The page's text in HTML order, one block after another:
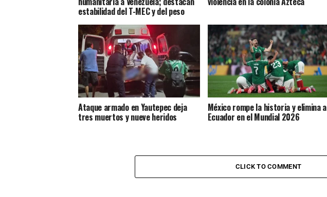
estabilidad del T-MEC y del peso
Ataque armado en Yautepec deja
tres muertos y nueve heridos
México rompe la historia y elimina a
Ecuador en el Mundial 2026
CLICK TO COMMENT